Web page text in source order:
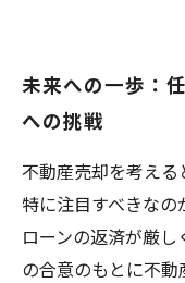
未来への一歩：
への挑戦
不動産売却を考える
特に注目すべきな
ローンの返済が厳
の合意のもとに不